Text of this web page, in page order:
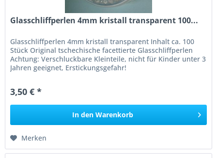
Glasschliffperlen 4mm kristall transparent 100...
Glasschliffperlen 4mm kristall transparent Inhalt ca. 100
Stück Original tschechische facettierte Glasschliffperlen
Achtung: Verschluckbare Kleinteile, nicht für Kinder unter 3
Jahren geeignet, Erstickungsgefahr!
3,50 € *
In den Warenkorb
Merken